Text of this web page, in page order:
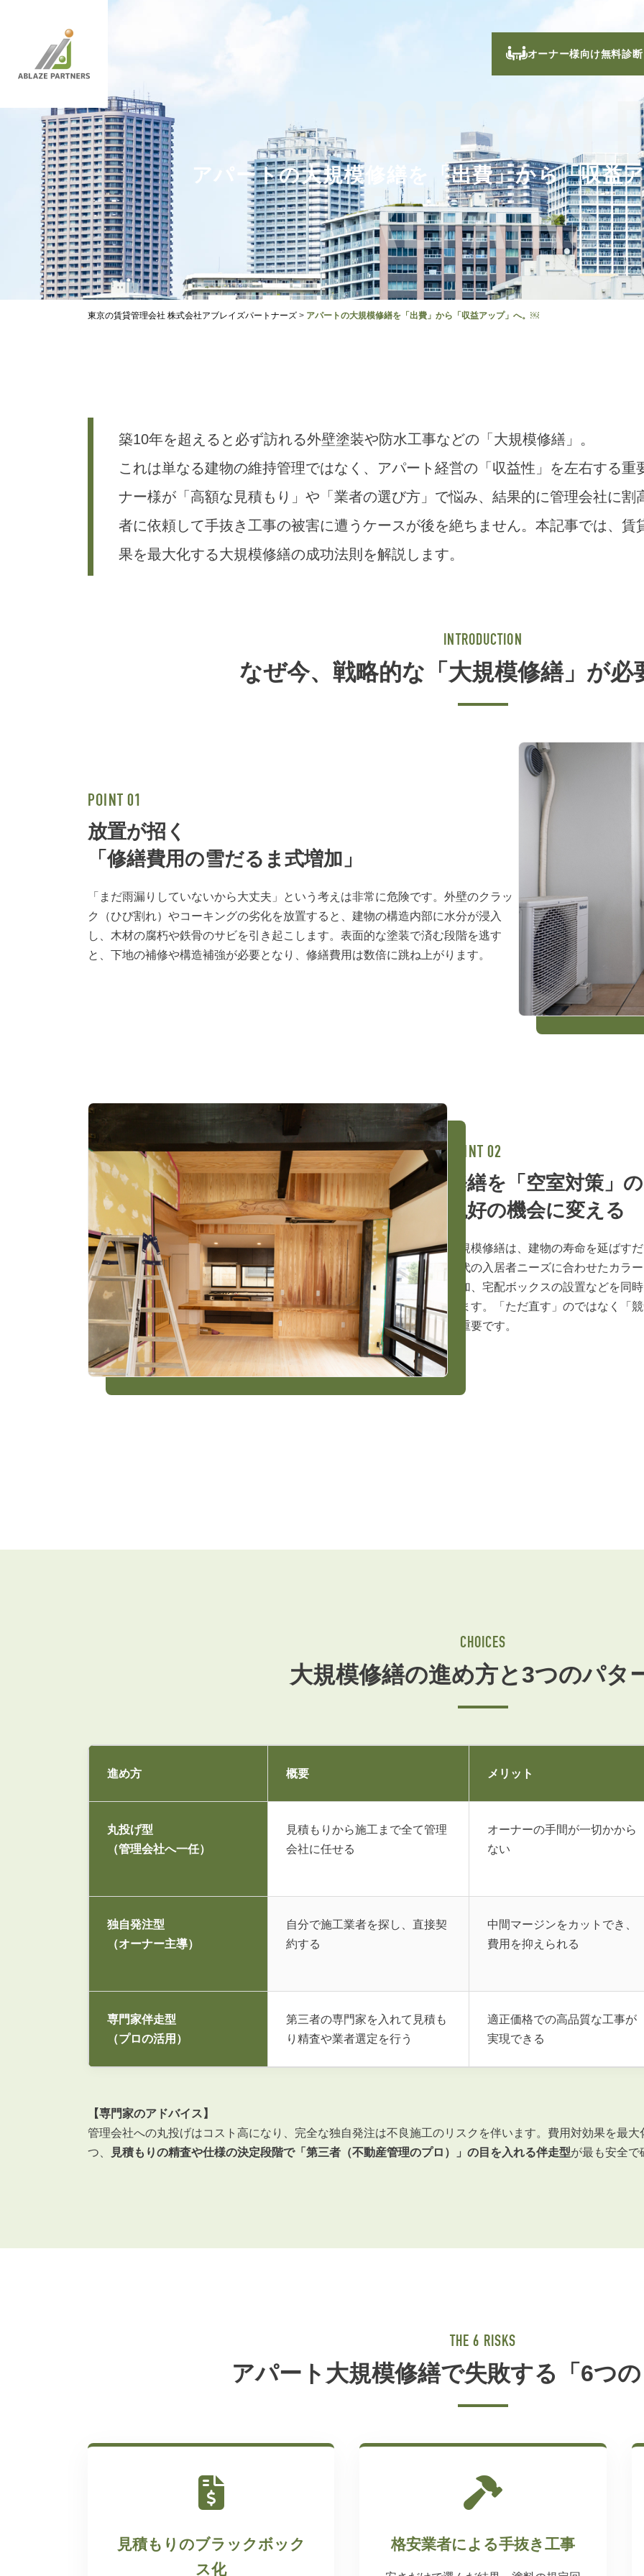
オーナー様向け無料診断
私たちについて 3POINT 空室解消!3つの自信
申し込みから契約の流れ
03-6262-9556
※音声ガイダンス④を押してください。
REPAIRS
アパートの大規模修繕を「出費」から「収益
東京の賃貸管理会社 株式会社アブレイズパートナーズ > アパートの大規模修繕を「出費」から「収益アップ」へ。￼
築10年を超えると必ず訪れる外壁塗装や防水工事などの「大規模修繕」。
これは単なる建物の維持管理ではなく、アパート経営の「収益性」を左右する
ナー様が「高額な見積もり」や「業者の選び方」で悩み、結果的に管理会社に
者に依頼して手抜き工事の被害に遭うケースが後を絶ちません。本記事では、
果を最大化する大規模修繕の成功法則を解説します。
INTRODUCTION
なぜ今、戦略的な「大規模修繕」が必
放置が招く
「修繕費用の雪だるま式増加」
「まだ雨漏りしていないから大丈夫」という考えは非常に危険です。外壁のクラッ
ク（ひび割れ）やコーキングの劣化を放置すると、建物の構造内部に水分が浸入
し、木材の腐朽や鉄骨のサビを引き起こします。表面的な塗装で済む段階を逃す
と、下地の補修や構造補強が必要となり、修繕費用は数倍に跳ね上がります。
修繕を「空室対策」の
絶好の機会に変える
大規模修繕は、建物の寿命を延ばす
現代の入居者ニーズに合わせたカラ
追加、宅配ボックスの設置などを同
します。「ただ直す」のではなく「
が重要です。
CHOICES
大規模修繕の進め方と3つのパタ
進め方 概要 メリット
丸投げ型
（管理会社へ一任）
見積もりから施工まで全て管理
会社に任せる
オーナーの手間が一切かから
ない
独自発注型
（オーナー主導）
自分で施工業者を探し、直接契
約する
中間マージンをカットでき、
費用を抑えられる
専門家伴走型
（プロの活用）
第三者の専門家を入れて見積も
り精査や業者選定を行う
適正価格での高品質な工事が
実現できる
【専門家のアドバイス】
管理会社への丸投げはコスト高になり、完全な独自発注は不良施工のリスクを伴います。費用対効果を最
つ、
見積もりの精査や仕様の決定段階で「第三者（不動産管理のプロ）」の目を入れる伴走型が最も安全で
THE 6 RISKS
アパート大規模修繕で失敗する「6つ
見積もりのブラックボック
ス化
格安業者による手抜き工事